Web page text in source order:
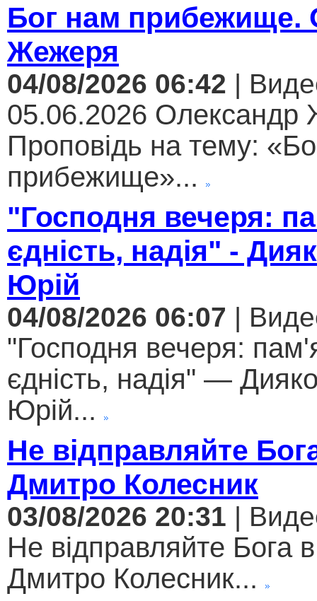
Бог нам прибежище.
Жежеря
04/08/2026 06:42 |
05.06.2026 Олександр
Проповідь на тему:
прибежище»...
"Господня вечеря:
єдність, надія" -
Юрій
04/08/2026 06:07 |
"Господня вечеря:
єдність, надія" —
Юрій...
Не відправляйте
Дмитро Колесник
03/08/2026 20:31 |
Не відправляйте Бога
Дмитро Колесник...